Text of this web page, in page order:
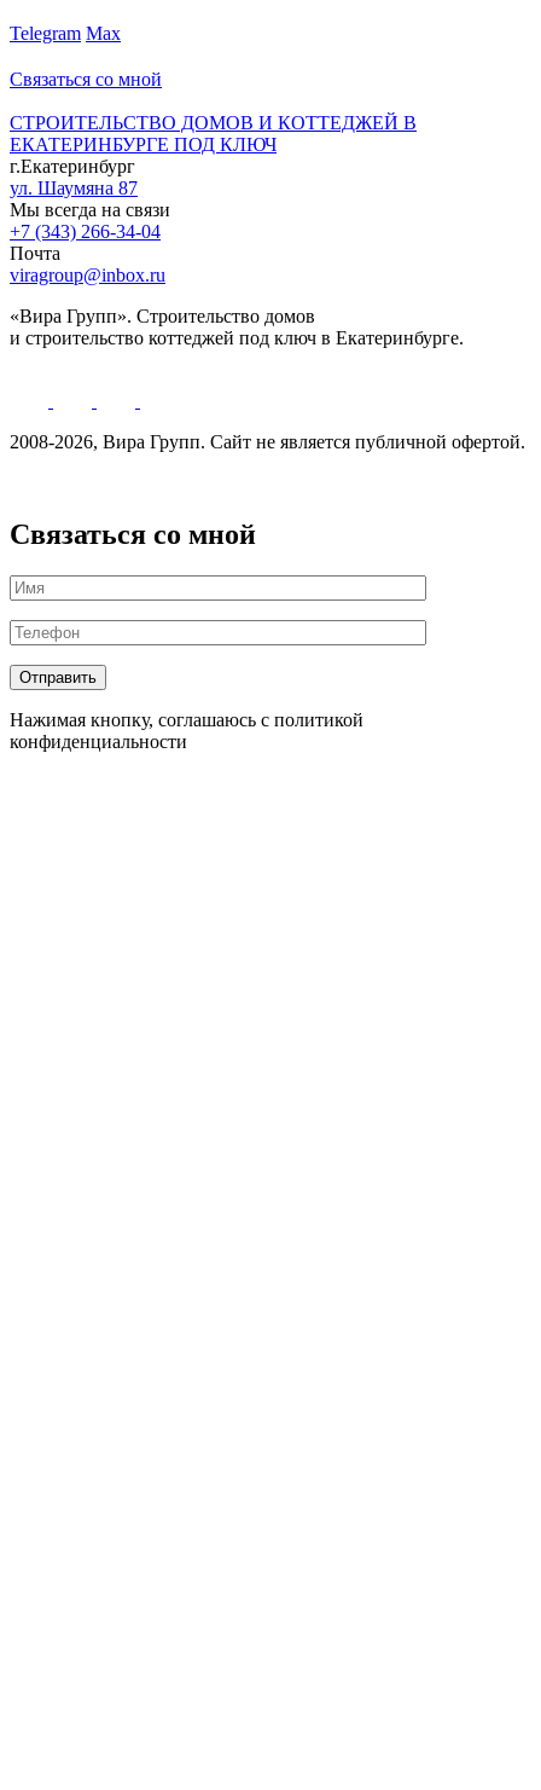
Telegram Max
Связаться со мной
СТРОИТЕЛЬСТВО ДОМОВ И КОТТЕДЖЕЙ В
ЕКАТЕРИНБУРГЕ ПОД КЛЮЧ
г.Екатеринбург
ул. Шаумяна 87
Мы всегда на связи
+7 (343) 266-34-04
Почта
viragroup@inbox.ru
«Вира Групп». Строительство домов
и строительство коттеджей под ключ в Екатеринбурге.
2008-2026, Вира Групп. Cайт не является публичной офертой.
Связаться со мной
Нажимая кнопку, соглашаюсь с политикой
конфиденциальности